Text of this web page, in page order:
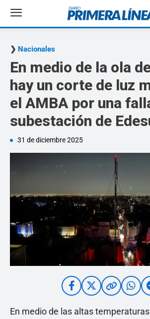
Nacionales
En medio de la ola
hay un corte de luz
el AMBA por una
subestación de
31 de diciembre 2025
En medio de las altas